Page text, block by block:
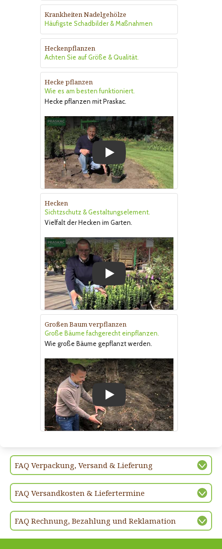
Krankheiten Nadelgehölze
Häufigste Schadbilder & Maßnahmen
Heckenpflanzen
Achten Sie auf Größe & Qualität.
Hecke pflanzen
Wie es am besten funktioniert.
Hecke pflanzen mit Praskac.
Play
Hecken
Sichtzschutz & Gestaltungselement.
Vielfalt der Hecken im Garten.
Play
Großen Baum verpflanzen
Große Bäume fachgerecht einpflanzen.
Wie große Bäume gepflanzt werden.
Play
FAQ Verpackung, Versand & Lieferung
FAQ Versandkosten & Liefertermine
FAQ Rechnung, Bezahlung und Reklamation